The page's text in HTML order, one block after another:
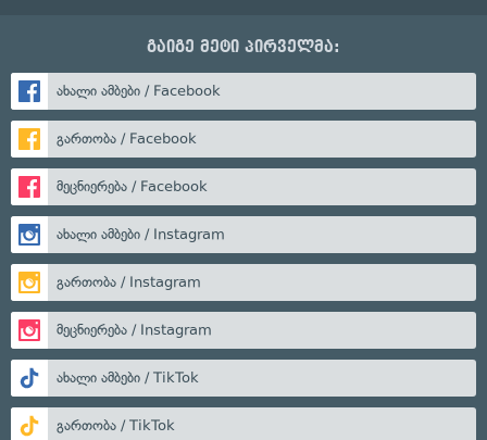
გაიგე მეტი პირველმა:
ახალი ამბები / Facebook
გართობა / Facebook
მეცნიერება / Facebook
ახალი ამბები / Instagram
გართობა / Instagram
მეცნიერება / Instagram
ახალი ამბები / TikTok
გართობა / TikTok